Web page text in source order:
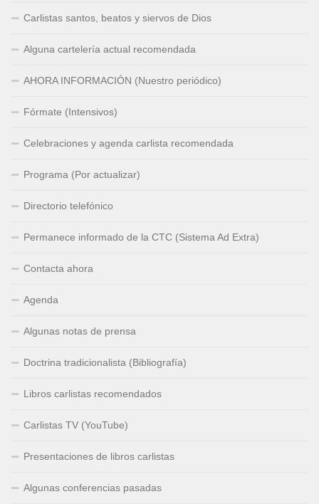
Carlistas santos, beatos y siervos de Dios
Alguna cartelería actual recomendada
AHORA INFORMACIÓN (Nuestro periódico)
Fórmate (Intensivos)
Celebraciones y agenda carlista recomendada
Programa (Por actualizar)
Directorio telefónico
Permanece informado de la CTC (Sistema Ad Extra)
Contacta ahora
Agenda
Algunas notas de prensa
Doctrina tradicionalista (Bibliografía)
Libros carlistas recomendados
Carlistas TV (YouTube)
Presentaciones de libros carlistas
Algunas conferencias pasadas